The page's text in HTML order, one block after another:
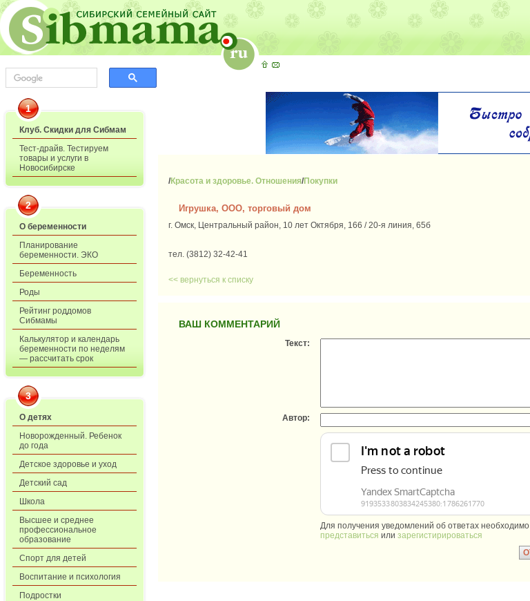
1
Клуб. Скидки для Сибмам
Тест-драйв. Тестируем
товары и услуги в
Новосибирске
2
О беременности
Планирование
беременности. ЭКО
Беременность
Роды
Рейтинг роддомов
Сибмамы
Калькулятор и календарь
беременности по неделям
— рассчитать срок
3
О детях
Новорожденный. Ребенок
до года
Детское здоровье и уход
Детский сад
Школа
Высшее и среднее
профессиональное
образование
Спорт для детей
Воспитание и психология
Подростки
/Красота и здоровье. Отношения/Покупки
Игрушка, ООО, торговый дом
г. Омск, Центральный район, 10 лет Октября, 166 / 20-я линия, 65б
тел. (3812) 32-42-41
<< вернуться к списку
ВАШ КОММЕНТАРИЙ
Текст:
Автор:
Для получения уведомлений об ответах необходимо
представиться или зарегистирироваться